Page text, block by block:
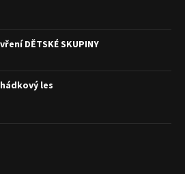
DĚTSKÉ SKUPINY
les